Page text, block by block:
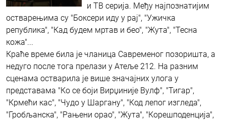
и ТВ серија. Међу најпознатијим
остварењима су "Боксери иду у рај", "Ужичка
република", "Кад будем мртав и бео", "Жута", "Тесна
кожа"...
Краће време била је чланица Савременог позоришта, а
недуго после тога прелази у Атеље 212. На разним
сценама остварила је више значајних улога у
представама "Ко се боји Вирџиније Вулф", "Тигар",
"Крмећи кас", "Чудо у Шаргану", "Код лепог изгледа",
"Гробљанска", "Рањени орао", "Жута", "Корешподенција",